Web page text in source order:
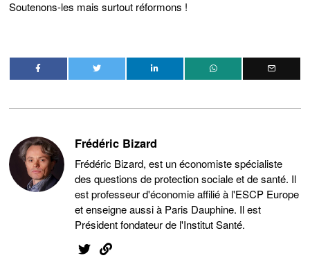
Soutenons-les mais surtout réformons !
Frédéric Bizard
Frédéric Bizard, est un économiste spécialiste
des questions de protection sociale et de santé. Il
est professeur d'économie affilié à l'ESCP Europe
et enseigne aussi à Paris Dauphine. Il est
Président fondateur de l'Institut Santé.